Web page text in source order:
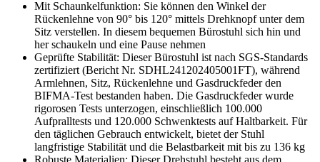
Mit Schaunkelfunktion: Sie können den Winkel der
Rückenlehne von 90° bis 120° mittels Drehknopf unter dem
Sitz verstellen. In diesem bequemen Bürostuhl sich hin und
her schaukeln und eine Pause nehmen
Geprüfte Stabilität: Dieser Bürostuhl ist nach SGS-Standards
zertifiziert (Bericht Nr. SDHL241202405001FT), während
Armlehnen, Sitz, Rückenlehne und Gasdruckfeder den
BIFMA-Test bestanden haben. Die Gasdruckfeder wurde
rigorosen Tests unterzogen, einschließlich 100.000
Aufpralltests und 120.000 Schwenktests auf Haltbarkeit. Für
den täglichen Gebrauch entwickelt, bietet der Stuhl
langfristige Stabilität und die Belastbarkeit mit bis zu 136 kg
Robuste Materialien: Dieser Drehstuhl besteht aus dem